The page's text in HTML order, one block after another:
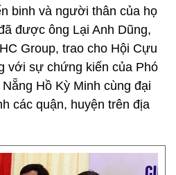
binh và người thân của họ
được ông Lại Anh Dũng,
Group, trao cho Hội Cựu
với sự chứng kiến của Phó
Hồ Kỳ Minh cùng đại
các quận, huyện trên địa